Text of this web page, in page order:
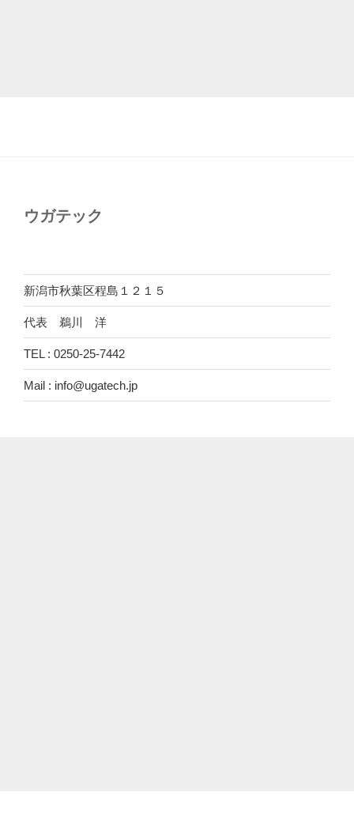
ウガテック
新潟市秋葉区程島１２１５
代表 鵜川 洋
TEL : 0250-25-7442
Mail : info@ugatech.jp